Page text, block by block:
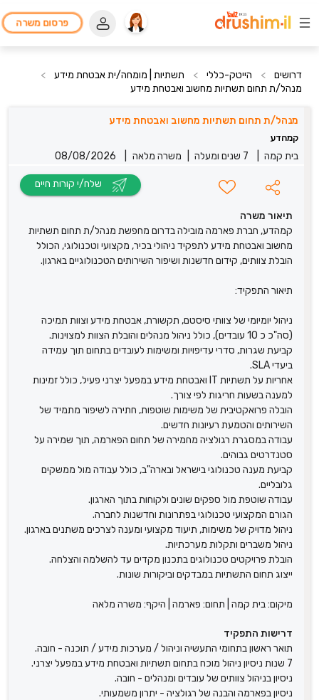
פרסום משרה
דרושים > הייטק-כללי > תשתיות | מומחה/ית אבטחת מידע
>
מנהל/ת תחום תשתיות מחשוב ואבטחת מידע
מנהל/ת תחום תשתיות מחשוב ואבטחת מידע
קמהדע
בית קמה 7 שנים ומעלה משרה מלאה 08/08/2026
תיאור משרה
קמהדע, חברת פארמה מובילה בדרום מחפשת מנהל/ת תחום תשתיות
מחשוב ואבטחת מידע לתפקיד ניהולי בכיר, מקצועי וטכנולוגי, הכולל
הובלת צוותים, קידום חדשנות ושיפור השירותים הטכנולוגיים בארגון.
תיאור התפקיד:
ניהול יומיומי של צוותי סיסטם, תקשורת, אבטחת מידע וצוות תמיכה
(סה"כ כ 10 עובדים), כולל ניהול מנהלים והובלת הצוות למצוינות.
קביעת שגרות, סדרי עדיפויות ומשימות לעובדים בתחום תוך עמידה
ביעדי SLA.
אחריות על תשתיות IT ואבטחת מידע במפעל יצרני פעיל, כולל זמינות
למענה בשעות חריגות לפי צורך.
הובלה פרואקטיבית של משימות שוטפות, חתירה לשיפור מתמיד של
השירותים והטמעת רעיונות חדשים.
עבודה במסגרת רגולציה מחמירה של תחום הפארמה, תוך שמירה על
סטנדרטים גבוהים.
קביעת מענה טכנולוגי בישראל ובארה"ב, כולל עבודה מול ממשקים
גלובליים.
עבודה שוטפת מול ספקים שונים ולקוחות בתוך הארגון.
הגורם המקצועי טכנולוגי בפתרונות וחדשנות לחברה.
ניהול מדויק של משימות, תיעוד מקצועי ומענה לצרכים משתנים בארגון.
ניהול משברים ותקלות מערכתיות.
הובלת פרויקטים טכנולוגים בתכנון מקדים עד להשלמה והצלחה.
ייצוג תחום התשתיות במבדקים וביקורות שונות.
מיקום: בית קמה | תחום: פארמה | היקף: משרה מלאה
דרישות התפקיד
תואר ראשון בתחומי התעשיה וניהול / מערכות מידע / תוכנה - חובה.
7 שנות ניסיון ניהול מוכח בתחום תשתיות ואבטחת מידע במפעל יצרני.
ניסיון בניהול צוותים של עובדים ומנהלים - חובה.
ניסיון בפארמה והבנה של רגולציה - יתרון משמעותי.